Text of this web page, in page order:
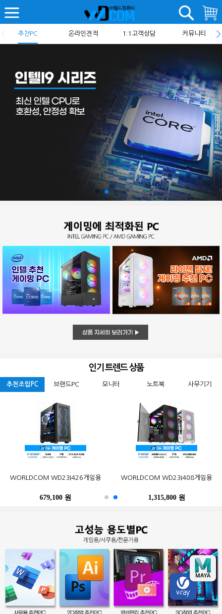
추천PC 온라인견적 1:1고객상담 커뮤니티
인기 트렌드 상품
추천조립PC 브랜드PC 모니터 노트북 사무기기
WORLDCOM WD23I426게임용
679,100 원
WORLDCOM WD23I408게임용
1,315,800 원
N100 Win10Pro (4GB, M.2
402,900 원
N10C6L2M Fanless Wi-Fi 6E Win11
486,200 원
MSI G27CQ4 E2 게이밍 170
WQHD HDR 무결점
249,000 원
한성컴퓨터 TFG32Q07P IPS QHD
리얼 75
247,500 원
포유디지탈 iMUZ 컨버터 탭 14 PRO
(스탠드 포함, SSD 256GB)
490,500 원
삼성전자 2017 노트북9 Always
NT900X3N-K517S (기본)
39,300 원
삼성전자 SL-C513W (기본토너)
259,000 원
Epson 정품 무한 L6290 (무한잉크)
396,000 원